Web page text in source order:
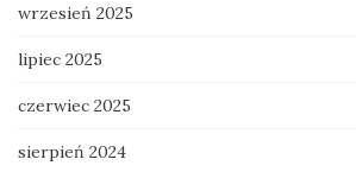
wrzesień 2025
lipiec 2025
czerwiec 2025
sierpień 2024